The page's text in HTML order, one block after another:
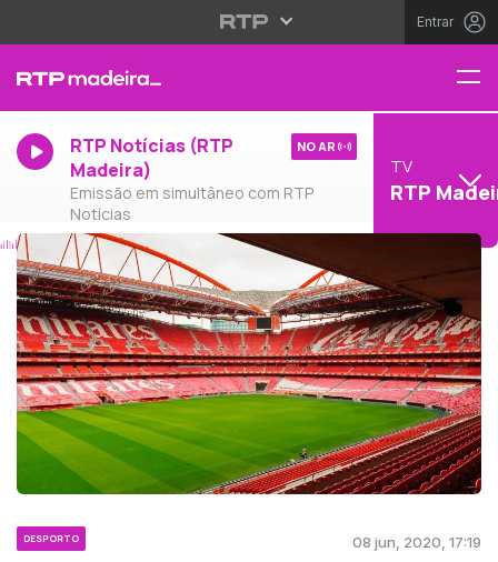
Entrar
RTP Notícias (RTP
Madeira)
Emissão em simultâneo com RTP
Notícias
NO AR
TV
RTP
DESPORTO 08 jun, 2020, 17:19